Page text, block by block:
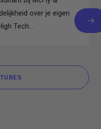
over je eigen
Tech...